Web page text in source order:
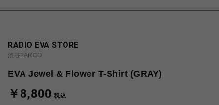
RADIO EVA STORE
渋谷PARCO
EVA Jewel & Flower T-Shirt (GRAY)
￥8,800 税込